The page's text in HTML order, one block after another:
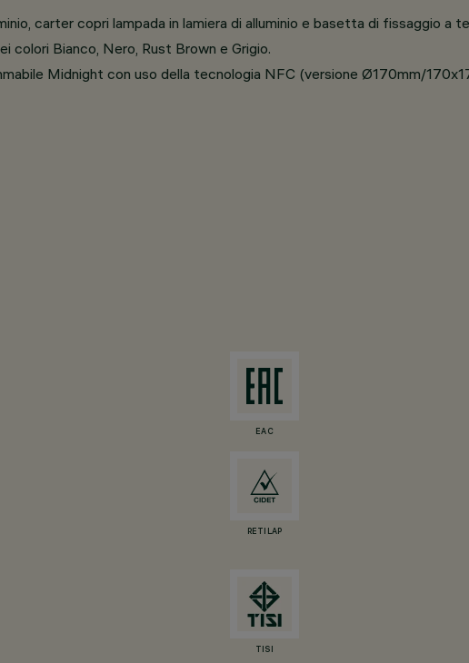
carter copri lampada in lamiera di alluminio e basetta di fissaggio a
colori Bianco, Nero, Rust Brown e Grigio.
Midnight con uso della tecnologia NFC (versione Ø170mm/
EAC
RETILAP
TISI